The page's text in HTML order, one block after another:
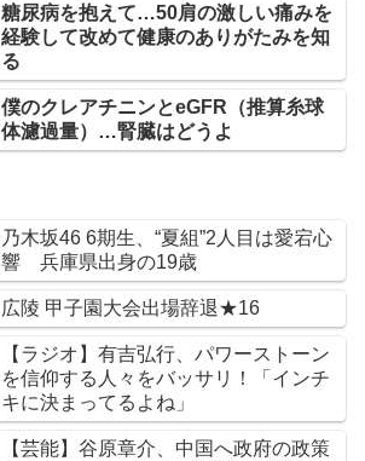
糖尿病を抱えて…50肩の激しい痛みを
経験して改めて健康のありがたみを知
る
僕のクレアチニンとeGFR（推算糸球
体濾過量）…腎臓はどうよ
乃木坂46 6期生、“夏組”2人目は愛宕心
響 兵庫県出身の19歳
広陵 甲子園大会出場辞退★16
【ラジオ】有吉弘行、パワーストーン
を信仰する人々をバッサリ！「インチ
キに決まってるよね」
【芸能】谷原章介、中国へ政府の政策